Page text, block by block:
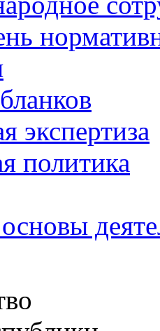
экспертиза
политика